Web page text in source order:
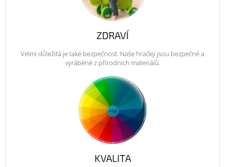
ZDRAVÍ
Velmi důležitá je také bezpečnost. Naše hračky jsou bezpečné a
vyráběné z přírodních materiálů.
KVALITA